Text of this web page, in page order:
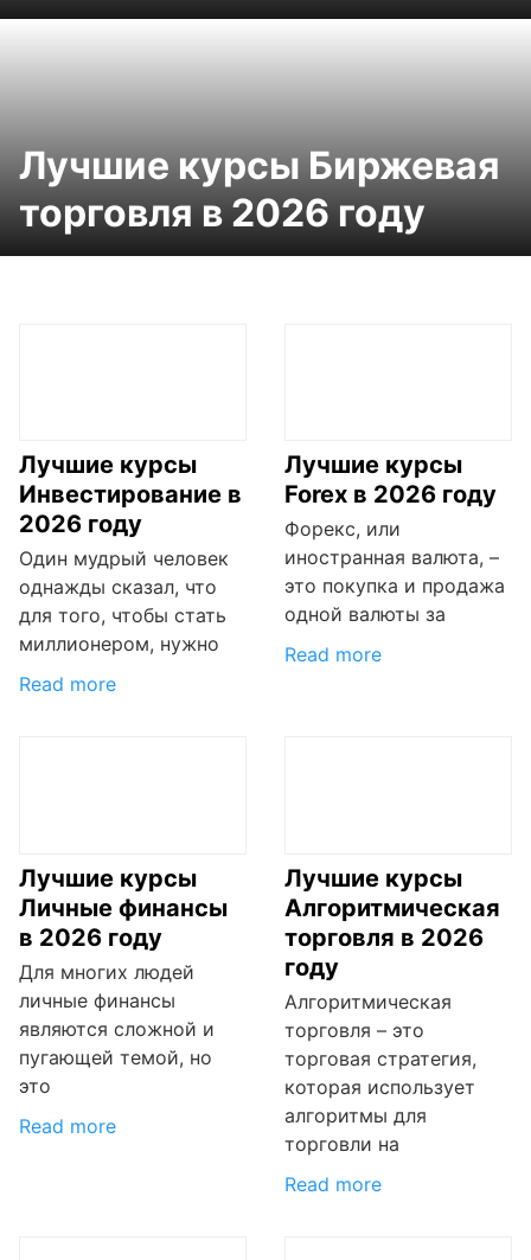
Лучшие курсы Биржевая
торговля в 2026 году
Лучшие курсы
Инвестирование в
2026 году
Один мудрый человек
однажды сказал, что
для того, чтобы стать
миллионером, нужно
Read more
Лучшие курсы
Forex в 2026 году
Форекс, или
иностранная валюта, –
это покупка и продажа
одной валюты за
Read more
Лучшие курсы
Личные финансы
в 2026 году
Для многих людей
личные финансы
являются сложной и
пугающей темой, но
это
Read more
Лучшие курсы
Алгоритмическая
торговля в 2026
году
Алгоритмическая
торговля – это
торговая стратегия,
которая использует
алгоритмы для
торговли на
Read more